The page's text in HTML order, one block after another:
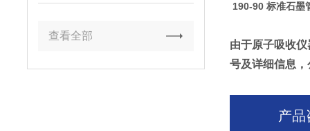
查看全部
190-90 标准石
由于原子吸收
号及详细信息
产品